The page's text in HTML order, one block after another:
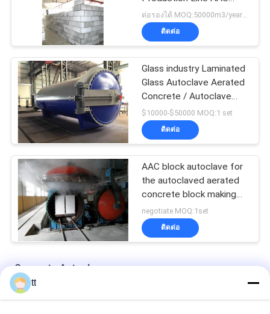
Block Making Plant
ต่อรองได้ MOQ:50000m3/year-300000m3/year
ติดต่อ
Glass industry Laminated
Glass Autoclave Aerated
Concrete / Autoclave
Machine Φ2.5m
$10000-$50000 MOQ:1 set
ติดต่อ
AAC block autoclave for
the autoclaved aerated
concrete block making
plant
negotiate MOQ:1set
ติดต่อ
Concrete Autoclave
ยางสียางสำหรับรถยกยกเครื่องจักรงานจัดการวัสดุ
tt